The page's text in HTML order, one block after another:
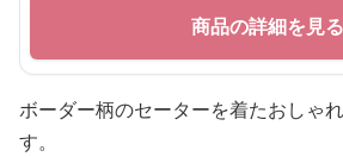
商品の詳細を見る
ボーダー柄のセーターを着たおしゃ
す。